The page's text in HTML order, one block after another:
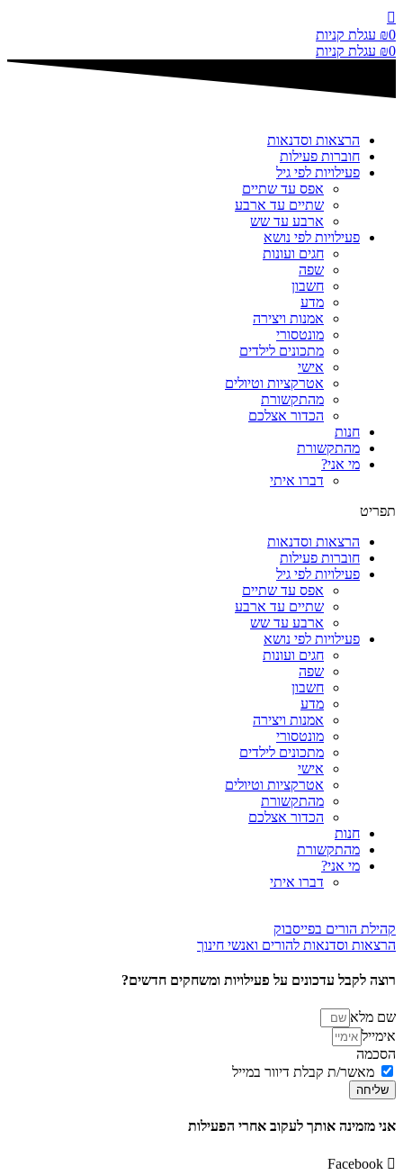
דלג
לתוכן
₪0
עגלת קניות
₪0 עגלת קניות
הרצאות וסדנאות
חוברות פעילות
פעילויות לפי גיל
אפס עד שתיים
שתיים עד ארבע
ארבע עד שש
פעילויות לפי נושא
חגים ועונות
שפה
חשבון
מדע
אמנות ויצירה
מונטסורי
מתכונים לילדים
אישי
אטרקציות וטיולים
מהתקשורת
הכדור אצלכם
חנות
מהתקשורת
מי אני?
דברו איתי
תפריט
הרצאות וסדנאות
חוברות פעילות
פעילויות לפי גיל
אפס עד שתיים
שתיים עד ארבע
ארבע עד שש
פעילויות לפי נושא
חגים ועונות
שפה
חשבון
מדע
אמנות ויצירה
מונטסורי
מתכונים לילדים
אישי
אטרקציות וטיולים
מהתקשורת
הכדור אצלכם
חנות
מהתקשורת
מי אני?
דברו איתי
קהילת הורים בפייסבוק
הרצאות וסדנאות להורים ואנשי חינוך
רוצה לקבל עדכונים על פעילויות ומשחקים חדשים?
שם מלא
אימייל
הסכמה
מאשר/ת קבלת דיוור במייל
שליחה
אני מזמינה אותך לעקוב אחרי הפעילות
Facebook